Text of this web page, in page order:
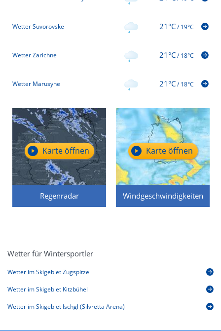
Wetter Suvorovske 21°C/19°C
Wetter Zarichne 21°C/18°C
Wetter Marusyne 21°C/18°C
Regenradar
Karte öffnen
Windgeschwindigkeiten
Karte öffnen
Wetter für Wintersportler
Wetter im Skigebiet Zugspitze
Wetter im Skigebiet Kitzbühel
Wetter im Skigebiet Ischgl (Silvretta Arena)